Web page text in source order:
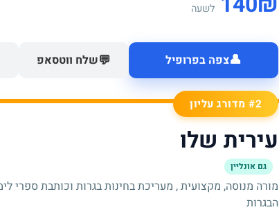
לשעה
👤צפה בפרופיל 💬שלח ווטסאפ
#2 מדורג עליון
עירית שלו
גם אונליין
מורה מנוסה, מקצועית , מעריכת בחינות בגרות וכותבת ספרי
הבגרות